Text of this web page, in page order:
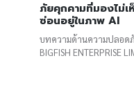
ภัยคุกคามที่มองไม่
ซ่อนอยู่ในภาพ AI
บทความด้านความปลอด
BIGFISH ENTERPRISE